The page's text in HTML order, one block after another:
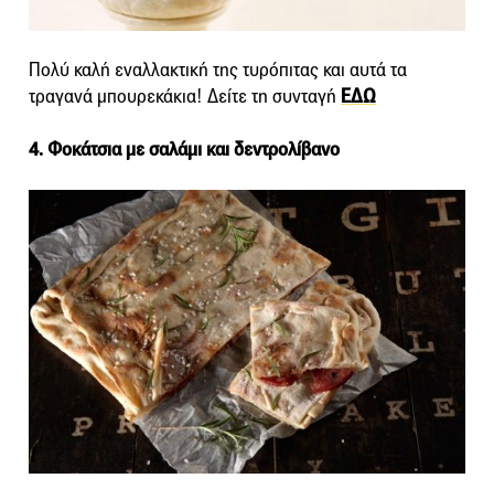
Πολύ καλή εναλλακτική της τυρόπιτας και αυτά τα
τραγανά μπουρεκάκια! Δείτε τη συνταγή ΕΔΩ
4. Φοκάτσια με σαλάμι και δεντρολίβανο